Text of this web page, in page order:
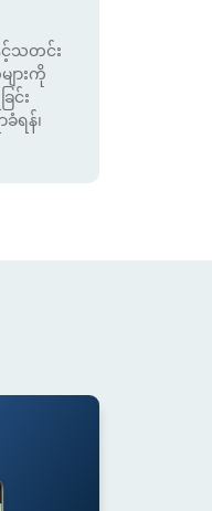
င့်သတင်း
ားကို
င်း
ရန်၊